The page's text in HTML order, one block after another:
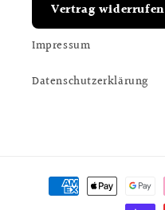
Vertrag widerrufen
Impressum
Datenschutzerklärung
Zahlungsmethoden